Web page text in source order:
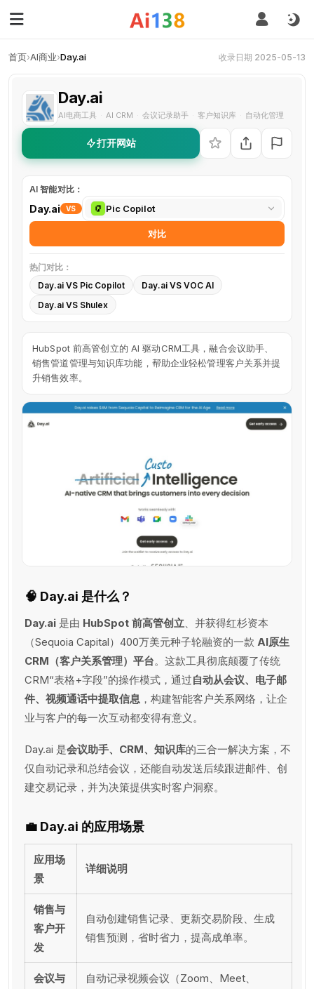
首页›AI商业›Day.ai 收录日期 2025-05-13
Day.ai
AI电商工具 AI CRM 会议记录助手 客户知识库 自动化管理
打开网站
AI 智能对比：
Day.ai VS
选
择
具
Pic Copilot
对比
热门对比：
Day.ai VS Pic Copilot
Day.ai VS VOC AI
Day.ai VS Shulex
HubSpot 前高管创立的 AI 驱动CRM工具，融合会议助手、
销售管道管理与知识库功能，帮助企业轻松管理客户关系并提
升销售效率。
🧠 Day.ai 是什么？
Day.ai 是由 HubSpot 前高管创立 、并获得红杉资本
（Sequoia Capital）400万美元种子轮融资的一款 AI原生
CRM（客户关系管理）平台。这款工具彻底颠覆了传统
CRM“表格+字段”的操作模式，通过自动从会议、电子邮
件、视频通话中提取信息 ，构建智能客户关系网络，让企
业与客户的每一次互动都变得有意义。
Day.ai 是会议助手、CRM、知识库的三合一解决方案，不
仅自动记录和总结会议，还能自动发送后续跟进邮件、创
建交易记录，并为决策提供实时客户洞察。
💼 Day.ai 的应用场景
应用场
景
详细说明
销售与
客户开
发
自动创建销售记录、更新交易阶段、生成
销售预测，省时省力，提高成单率。
会议与
自动记录视频会议（Zoom、Meet、